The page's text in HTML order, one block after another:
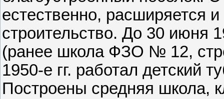
естественно, расширяется
строительство. До 30 июня
(ранее школа ФЗО № 12,
1950-е гг. работал детский
Построены средняя школа,